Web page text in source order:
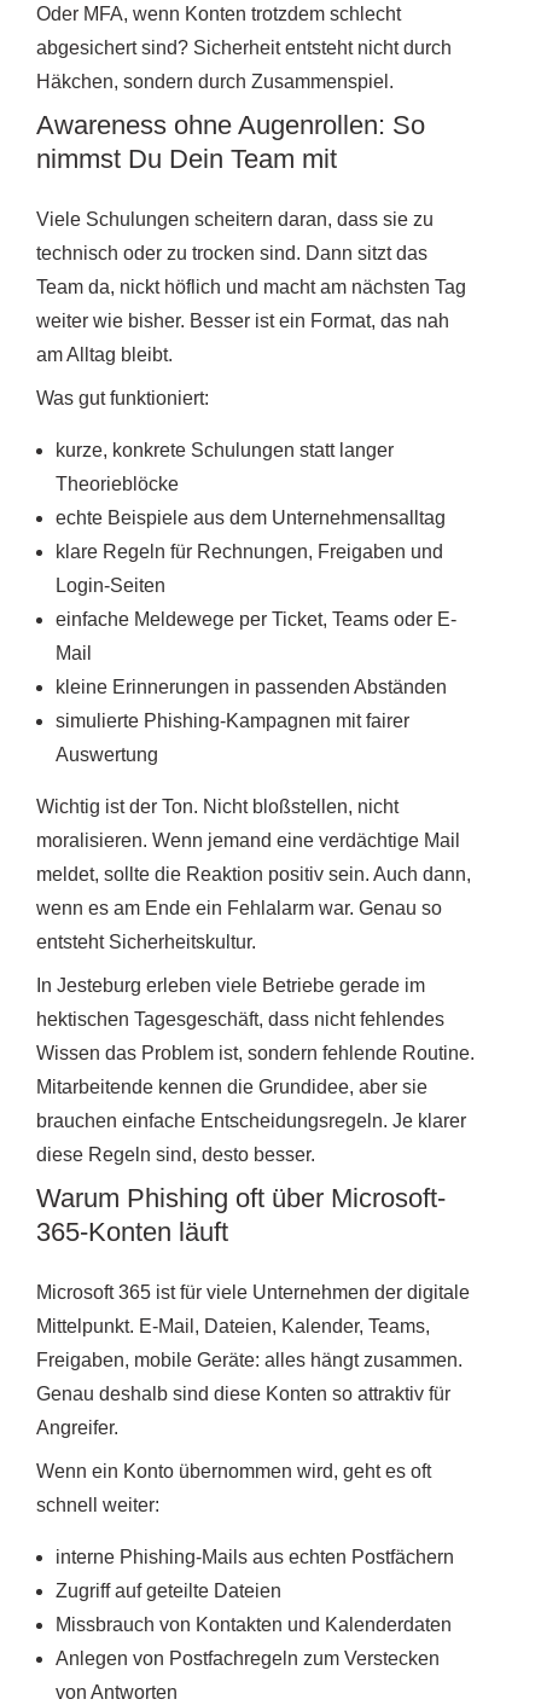
Oder MFA, wenn Konten trotzdem schlecht
abgesichert sind? Sicherheit entsteht nicht durch
Häkchen, sondern durch Zusammenspiel.
Awareness ohne Augenrollen: So
nimmst Du Dein Team mit
Viele Schulungen scheitern daran, dass sie zu
technisch oder zu trocken sind. Dann sitzt das
Team da, nickt höflich und macht am nächsten Tag
weiter wie bisher. Besser ist ein Format, das nah
am Alltag bleibt.
Was gut funktioniert:
kurze, konkrete Schulungen statt langer
Theorieblöcke
echte Beispiele aus dem Unternehmensalltag
klare Regeln für Rechnungen, Freigaben und
Login-Seiten
einfache Meldewege per Ticket, Teams oder E-
Mail
kleine Erinnerungen in passenden Abständen
simulierte Phishing-Kampagnen mit fairer
Auswertung
Wichtig ist der Ton. Nicht bloßstellen, nicht
moralisieren. Wenn jemand eine verdächtige Mail
meldet, sollte die Reaktion positiv sein. Auch dann,
wenn es am Ende ein Fehlalarm war. Genau so
entsteht Sicherheitskultur.
In Jesteburg erleben viele Betriebe gerade im
hektischen Tagesgeschäft, dass nicht fehlendes
Wissen das Problem ist, sondern fehlende Routine.
Mitarbeitende kennen die Grundidee, aber sie
brauchen einfache Entscheidungsregeln. Je klarer
diese Regeln sind, desto besser.
Warum Phishing oft über Microsoft-
365-Konten läuft
Microsoft 365 ist für viele Unternehmen der digitale
Mittelpunkt. E-Mail, Dateien, Kalender, Teams,
Freigaben, mobile Geräte: alles hängt zusammen.
Genau deshalb sind diese Konten so attraktiv für
Angreifer.
Wenn ein Konto übernommen wird, geht es oft
schnell weiter:
interne Phishing-Mails aus echten Postfächern
Zugriff auf geteilte Dateien
Missbrauch von Kontakten und Kalenderdaten
Anlegen von Postfachregeln zum Verstecken
von Antworten